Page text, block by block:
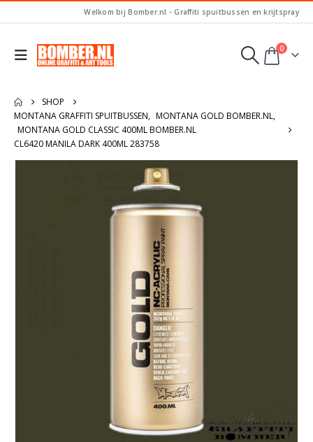
Welkom bij Bomber.nl - Graffiti spuitbussen en krijtspray
0
SHOP
MONTANA GRAFFITI SPUITBUSSEN, MONTANA GOLD BOMBER.NL,
MONTANA GOLD CLASSIC 400ML BOMBER.NL
CL6420 MANILA DARK 400ML 283758